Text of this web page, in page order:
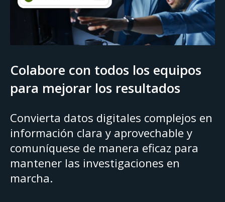
Colabore con todos los equipos
para mejorar los resultados
Convierta datos digitales complejos en
información clara y aprovechable y
comuníquese de manera eficaz para
mantener las investigaciones en
marcha.